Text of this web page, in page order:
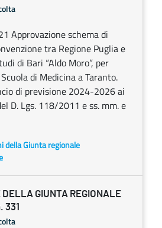
Approvazione schema di
tra Regione Puglia e
di Bari “Aldo Moro”, per
di Medicina a Taranto.
di previsione 2024-2026 ai
D. Lgs. 118/2011 e ss. mm. e
della Giunta regionale
DELLA GIUNTA REGIONALE
331